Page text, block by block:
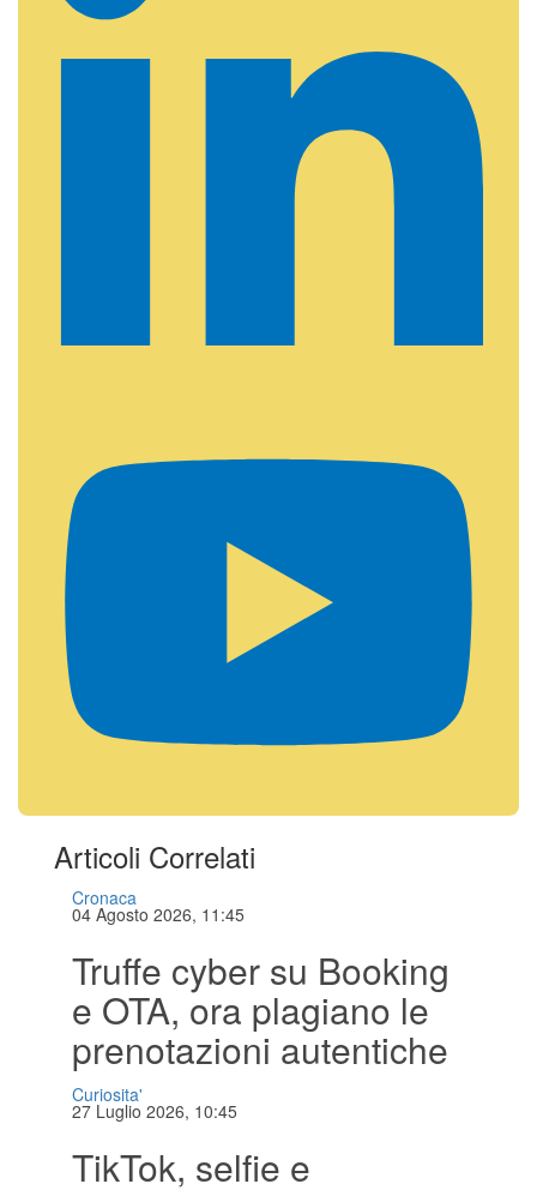
Articoli Correlati
Cronaca
04 Agosto 2026, 11:45
Truffe cyber su Booking
e OTA, ora plagiano le
prenotazioni autentiche
Curiosita'
27 Luglio 2026, 10:45
TikTok, selfie e